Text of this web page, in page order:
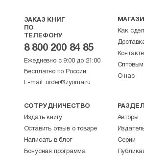
ЗАКАЗ КНИГ
ПО
ТЕЛЕФОНУ
8 800 200 84 85
Ежедневно с 9:00 до 21:00
Бесплатно по России.
E-mail: order@zyorna.ru
Как
Оптовым
О нас
СОТРУДНИЧЕСТВО
Издать книгу
Оставить отзыв о товаре
Написать в блог
Бонусная программа
Авторы
Серии